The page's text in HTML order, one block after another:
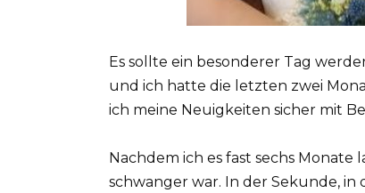
Es sollte ein besonderer Tag
und ich hatte die letzten zwei
ich meine Neuigkeiten sicher mit
Nachdem ich es fast sechs
schwanger war. In der Sekunde, in